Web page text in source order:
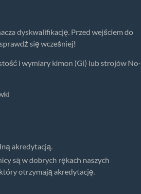
dyskwalifikację. Przed wejściem do
się wcześniej!
i wymiary kimon (Gi) lub strojów No-
akredytacją.
są w dobrych rękach naszych
otrzymają akredytację.